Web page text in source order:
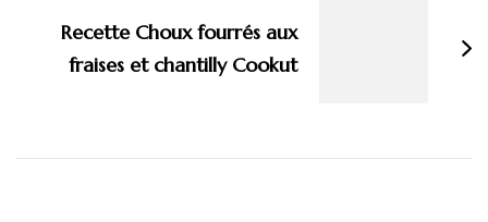
Recette Choux fourrés aux
fraises et chantilly Cookut